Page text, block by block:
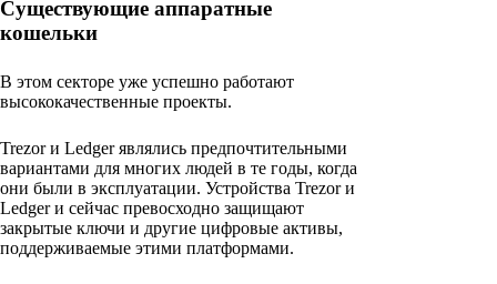
Существующие аппаратные
кошельки
В этом секторе уже успешно работают
высококачественные проекты.
Trezor и Ledger являлись предпочтительными
вариантами для многих людей в те годы, когда
они были в эксплуатации. Устройства Trezor и
Ledger и сейчас превосходно защищают
закрытые ключи и другие цифровые активы,
поддерживаемые этими платформами.